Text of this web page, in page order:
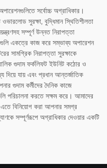
সর্বোচ্চ অগ্রাধিকার।
সুরক্ষা, বুদ্ধিমান স্থিতিশীলতা
সম্পূর্ণ উন্নত নিরাপত্তা
একত্রে কাজ করে সম্ভাব্য অপারেশন
সামগ্রিক নিরাপত্তা সুরক্ষাকে
গুদাম ফর্কলিফট ইউনিট কঠোর ও
দিয়ে যায় এবং প্রধান আন্তর্জাতিক
গুদাম কর্মীদের দৈনিক কাজে
পরিচালনা করতে সক্ষম করে। আমাদের
এতে বিনিয়োগ করা আপনার সমগ্র
সম্পূর্ণরূপে অগ্রাধিকার দেওয়ার একটি